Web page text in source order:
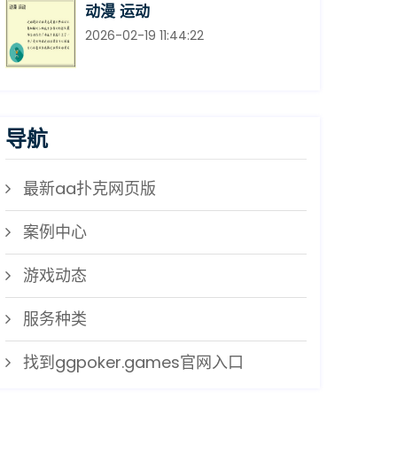
动漫 运动
2026-02-19 11:44:22
导航
最新aa扑克网页版
案例中心
游戏动态
服务种类
找到ggpoker.games官网入口